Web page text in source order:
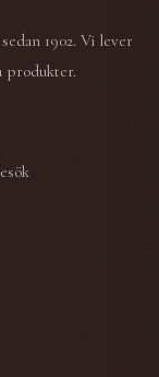
1902. Vi lever
produkter.